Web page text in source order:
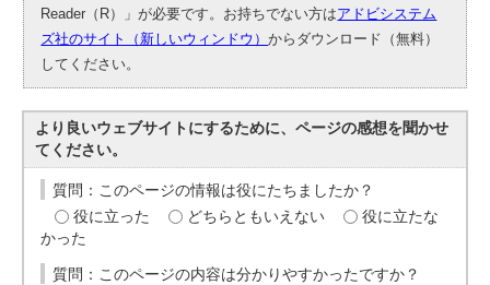
Reader（R）」が必要です。お持ちでない方はアドビシステム
ズ社のサイト（新しいウィンドウ）からダウンロード（無料）
してください。
より良いウェブサイトにするために、ページの感想を聞かせ
てください。
質問：このページの情報は役にたちましたか？
役に立った
どちらともいえない
役に立たな
かった
質問：このページの内容は分かりやすかったですか？